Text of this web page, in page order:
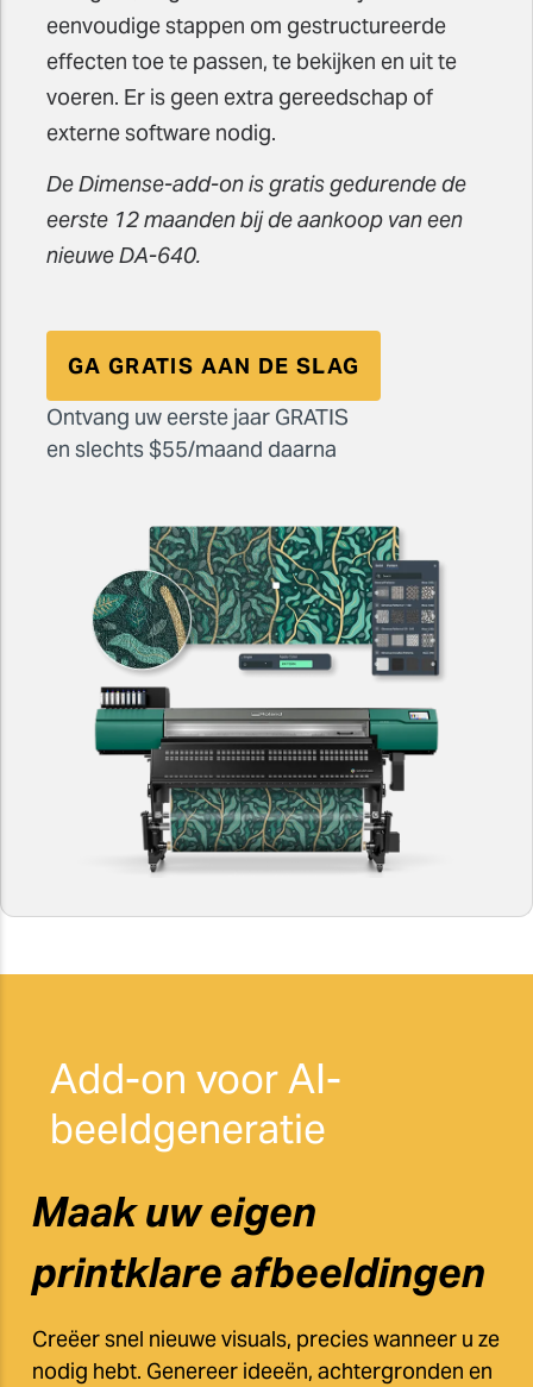
eenvoudige stappen om gestructureerde
effecten toe te passen, te bekijken en uit te
voeren. Er is geen extra gereedschap of
externe software nodig.
De Dimense-add-on is gratis gedurende de
eerste 12 maanden bij de aankoop van een
nieuwe DA-640.
GA GRATIS AAN DE SLAG
Ontvang uw eerste jaar GRATIS
en slechts $55/maand daarna
Add-on voor AI-
beeldgeneratie
Maak uw eigen
printklare afbeeldingen
Creëer snel nieuwe visuals, precies wanneer u ze
nodig hebt. Genereer ideeën, achtergronden en